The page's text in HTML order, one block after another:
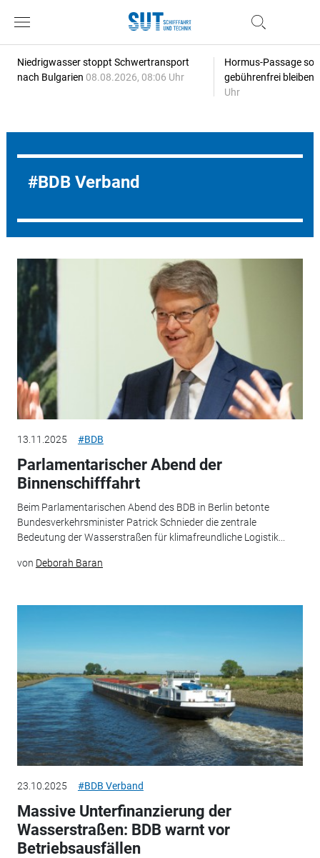
Niedrigwasser stoppt Schwertransport
nach Bulgarien 08.08.2026, 08:06 Uhr
Hormus-Passage
gebührenfrei bleiben
Uhr
BDB Verband
13.11.2025 #BDB
Parlamentarischer Abend der
Binnenschifffahrt
Beim Parlamentarischen Abend des BDB in Berlin betonte
Bundesverkehrsminister Patrick Schnieder die zentrale
Bedeutung der Wasserstraßen für klimafreundliche Logistik...
von Deborah Baran
23.10.2025 #BDB Verband
Massive Unterfinanzierung der
Wasserstraßen: BDB warnt vor
Betriebsausfällen